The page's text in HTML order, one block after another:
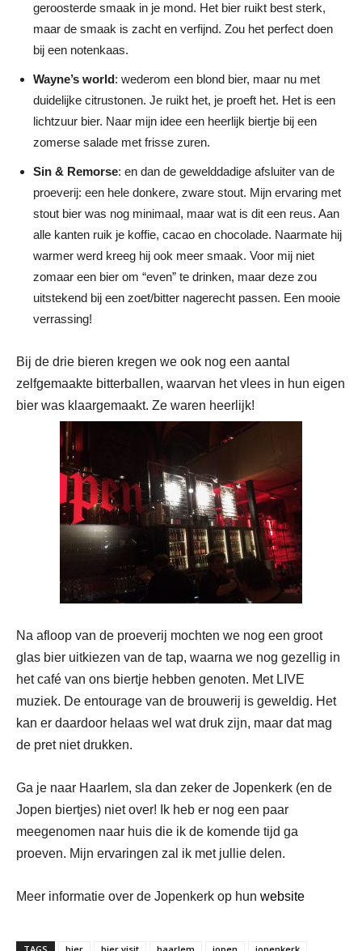
geroosterde smaak in je mond. Het bier ruikt best sterk,
maar de smaak is zacht en verfijnd. Zou het perfect doen
bij een notenkaas.
Wayne’s world: wederom een blond bier, maar nu met
duidelijke citrustonen. Je ruikt het, je proeft het. Het is een
lichtzuur bier. Naar mijn idee een heerlijk biertje bij een
zomerse salade met frisse zuren.
Sin & Remorse: en dan de gewelddadige afsluiter van de
proeverij: een hele donkere, zware stout. Mijn ervaring met
stout bier was nog minimaal, maar wat is dit een reus. Aan
alle kanten ruik je koffie, cacao en chocolade. Naarmate hij
warmer werd kreeg hij ook meer smaak. Voor mij niet
zomaar een bier om “even” te drinken, maar deze zou
uitstekend bij een zoet/bitter nagerecht passen. Een mooie
verrassing!
Bij de drie bieren kregen we ook nog een aantal
zelfgemaakte bitterballen, waarvan het vlees in hun eigen
bier was klaargemaakt. Ze waren heerlijk!
Na afloop van de proeverij mochten we nog een groot
glas bier uitkiezen van de tap, waarna we nog gezellig in
het café van ons biertje hebben genoten. Met LIVE
muziek. De entourage van de brouwerij is geweldig. Het
kan er daardoor helaas wel wat druk zijn, maar dat mag
de pret niet drukken.
Ga je naar Haarlem, sla dan zeker de Jopenkerk (en de
Jopen biertjes) niet over! Ik heb er nog een paar
meegenomen naar huis die ik de komende tijd ga
proeven. Mijn ervaringen zal ik met jullie delen.
Meer informatie over de Jopenkerk op hun website